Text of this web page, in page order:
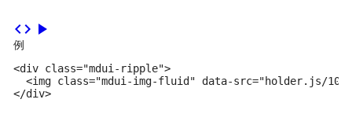
code play_arrow
例
<div class="mdui-ripple">
<img class="mdui-img-fluid" data-src="holder.js/
</div>